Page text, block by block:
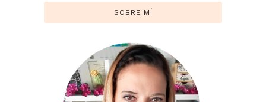
SOBRE MÍ